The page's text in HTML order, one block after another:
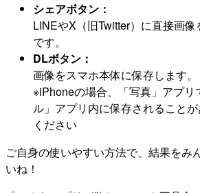
シェアボタン：
LINEやX（旧Twitter）に直接画
です。
DLボタン：
画像をスマホ本体に保存します。
※iPhoneの場合、「写真」アプリ
ル」アプリ内に保存されること
ください
ご自身の使いやすい方法で、結果をみ
いね！